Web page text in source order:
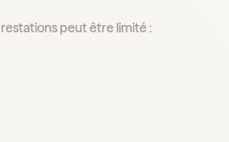
peut être limité :